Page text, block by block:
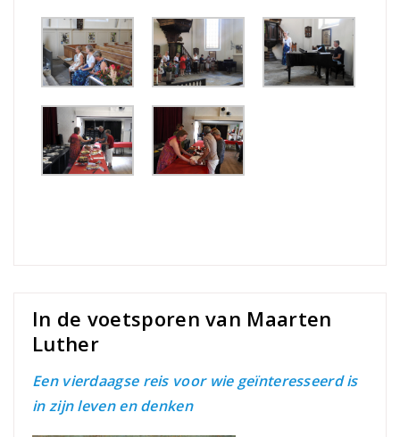
In de voetsporen van Maarten
Luther
Een vierdaagse reis voor wie geïnteresseerd is
in zijn leven en denken